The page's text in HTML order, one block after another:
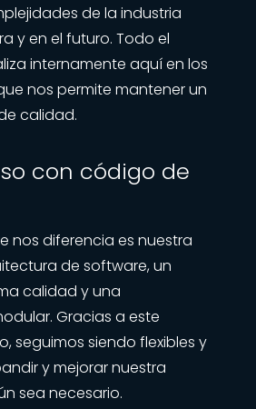
de la industria
y en el futuro. Todo el
internamente aquí en los
nos permite mantener un
calidad.
con código de
nos diferencia es nuestra
de software, un
calidad y una
Gracias a este
seguimos siendo flexibles y
y mejorar nuestra
sea necesario.